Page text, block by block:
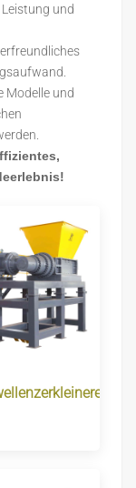
und
Modelle und